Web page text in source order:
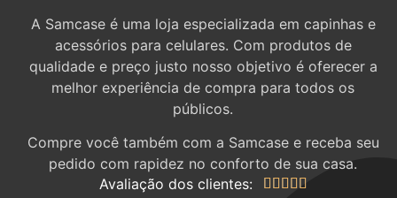
A Samcase é uma loja especializada em capinhas e
acessórios para celulares. Com produtos de
qualidade e preço justo nosso objetivo é oferecer a
melhor experiência de compra para todos os
públicos.
Compre você também com a Samcase e receba seu
pedido com rapidez no conforto de sua casa.
Avaliação dos clientes:
    